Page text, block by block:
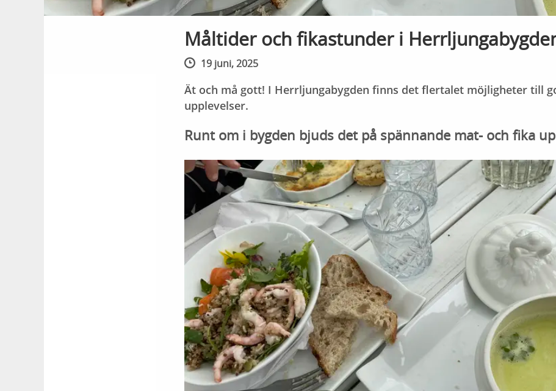
Måltider och fikastunder i
19 juni, 2025
Ät och må gott! I Herrljungabygden finns det flertalet möjligheter till
upplevelser.
Runt om i bygden bjuds det på spännande mat- och fika